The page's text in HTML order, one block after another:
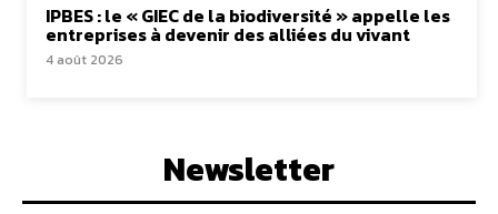
IPBES : le « GIEC de la biodiversité » appelle les
entreprises à devenir des alliées du vivant
4 août 2026
Newsletter